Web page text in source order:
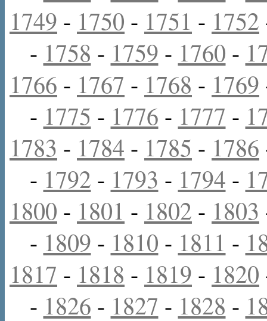
1749 - 1750 - 1751 - 1752
- 1758 - 1759 - 1760 -
1766 - 1767 - 1768 - 1769
- 1775 - 1776 - 1777 -
1783 - 1784 - 1785 - 1786
- 1792 - 1793 - 1794 -
1800 - 1801 - 1802 - 1803
- 1809 - 1810 - 1811 -
1817 - 1818 - 1819 - 1820
- 1826 - 1827 - 1828 -